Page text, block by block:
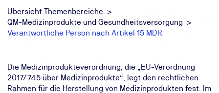
Übersicht Themenbereiche
QM-Medizinprodukte und Gesundheitsversorgung
Verantwortliche Person nach Artikel 15 MDR
Die Medizinprodukteverordnung, die „EU-Verordnung
2017/745 über Medizinprodukte“, legt den rechtlichen
Rahmen für die Herstellung von Medizinprodukten fest. Im